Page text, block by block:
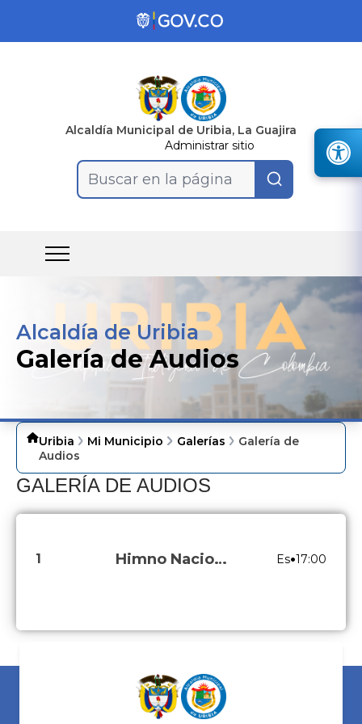
Alcaldía Municipal de Uribia, La Guajira
Administrar sitio
Buscar en la página
Alcaldía de Uribia
Galería de Audios
Uribia Mi Municipio Galerías
Galería de
Audios
​GALE​RÍA DE AUDIOS
1 Himno Nacional de la República de Colombia Es•17:00